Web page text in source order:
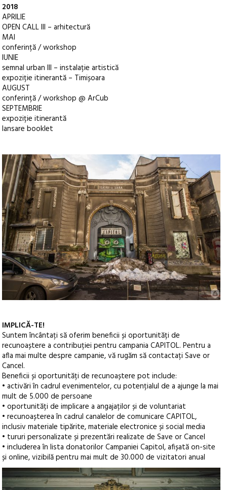
2018
APRILIE
OPEN CALL III – arhitectură
MAI
conferință / workshop
IUNIE
semnal urban III – instalație artistică
expoziție itinerantă – Timișoara
AUGUST
conferință / workshop @ ArCub
SEPTEMBRIE
expoziție itinerantă
lansare booklet
IMPLICĂ-TE!
Suntem încântați să oferim beneficii și oportunități de
recunoaștere a contribuției pentru campania CAPITOL. Pentru a
afla mai multe despre campanie, vă rugăm să contactați Save or
Cancel.
Beneficii și oportunități de recunoaștere pot include:
• activări în cadrul evenimentelor, cu potențialul de a ajunge la mai
mult de 5.000 de persoane
• oportunități de implicare a angajaților și de voluntariat
• recunoașterea în cadrul canalelor de comunicare CAPITOL,
inclusiv materiale tipărite, materiale electronice și social media
• tururi personalizate și prezentări realizate de Save or Cancel
• includerea în lista donatorilor Campaniei Capitol, afișată on-site
și online, vizibilă pentru mai mult de 30.000 de vizitatori anual